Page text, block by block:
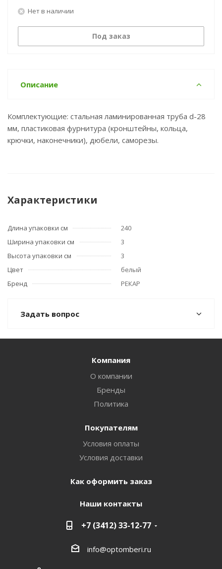
Нет в наличии
Под заказ
Описание
Комплектующие: стальная ламинированная труба d-28
мм, пластиковая фурнитура (кронштейны, кольца,
крючки, наконечники), дюбели, саморезы.
Характеристики
Длина упаковки см
240
Ширина упаковки см
3
Высота упаковки см
3
Цвет
белый
Бренд
РЕКАР
Задать вопрос
Компания
О компании
Бренды
Политика
Покупателям
Условия оплаты
Условия доставки
Как оформить заказ
Наши контакты
+7 (3412) 33-12-77
info@optomberi.ru